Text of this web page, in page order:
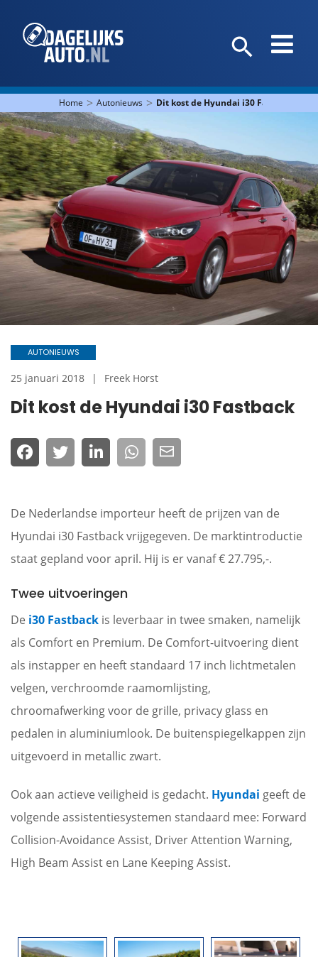
Home > Autonieuws > Dit kost de Hyundai i30 Fastback
Dit kost de Hyundai i30 Fastback
AUTONIEUWS
25 januari 2018 Freek Horst
De Nederlandse importeur heeft de prijzen van de
Hyundai i30 Fastback vrijgegeven. De marktintroductie
staat gepland voor april. Hij is er vanaf € 27.795,-.
Twee uitvoeringen
De i30 Fastback is leverbaar in twee smaken, namelijk
als Comfort en Premium. De Comfort-uitvoering dient
als instapper en heeft standaard 17 inch lichtmetalen
velgen, verchroomde raamomlijsting,
chroomafwerking voor de grille, privacy glass en
pedalen in aluminiumlook. De buitenspiegelkappen zijn
uitgevoerd in metallic zwart.
Ook aan actieve veiligheid is gedacht. Hyundai geeft de
volgende assistentiesystemen standaard mee: Forward
Collision-Avoidance Assist, Driver Attention Warning,
High Beam Assist en Lane Keeping Assist.